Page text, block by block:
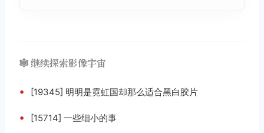
🕸️ 继续探索影像宇宙
• [19345] 明明是霓虹国却那么适合黑白胶片
• [15714] 一些细小的事